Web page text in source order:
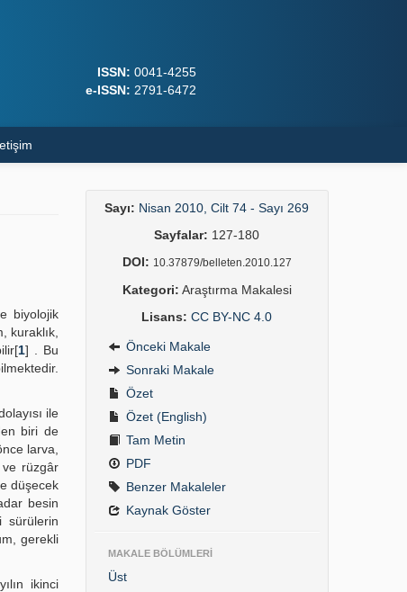
ISSN: 0041-4255
e-ISSN: 2791-6472
biyolojik
kuraklık,
1] . Bu
ile
biri de
larva,
ve rüzgâr
düşecek
besin
sürülerin
gerekli
ikinci
Sayı: Nisan 2010, Cilt 74 - Sayı 269
Sayfalar: 127-180
DOI: 10.37879/belleten.2010.127
Kategori: Araştırma Makalesi
Lisans: CC BY-NC 4.0
Önceki Makale
Sonraki Makale
Özet
Özet (English)
Tam Metin
PDF
Benzer Makaleler
Kaynak Göster
MAKALE BÖLÜMLERİ
Üst